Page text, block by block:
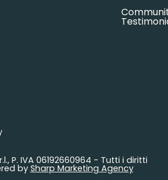
P. IVA 06192660964 - Tutti i diritti
by Sharp Marketing Agency